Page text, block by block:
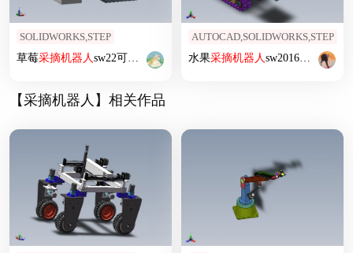
SOLIDWORKS,STEP
草莓采摘机器人sw22可编辑+仿真视频
AUTOCAD,SOLIDWORKS,STEP
水果采摘机器人sw2016三维+CAD
【采摘机器人】相关作品